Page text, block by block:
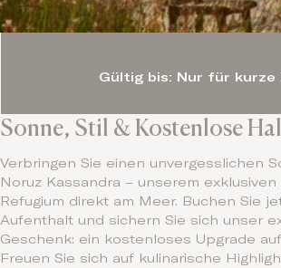
Sonne, Stil & Kostenlose
Verbringen Sie einen unvergesslichen
Noruz Kassandra – unserem
Refugium direkt am Meer. Buchen Sie
Aufenthalt und sichern Sie sich unser
Geschenk: ein kostenloses Upgrade
Freuen Sie sich auf kulinarische
Gültig bis: Nur für kurze